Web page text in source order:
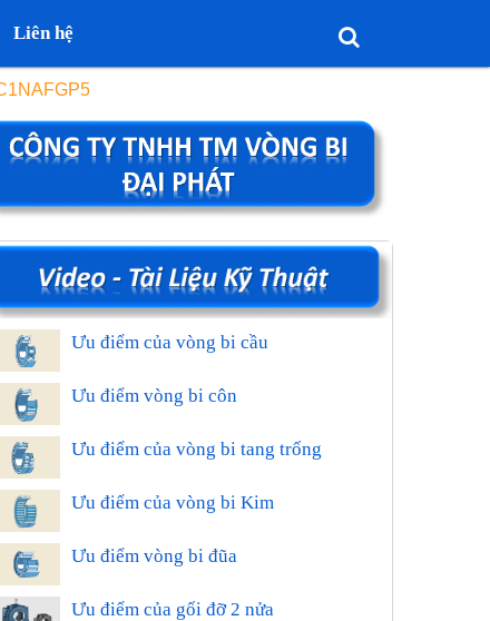
Liên hệ
Ưu điểm của vòng bi cầu
Ưu điểm vòng bi côn
Ưu điểm của vòng bi tang trống
Ưu điểm của vòng bi Kim
Ưu điểm vòng bi đũa
Ưu điểm của gối đỡ 2 nửa